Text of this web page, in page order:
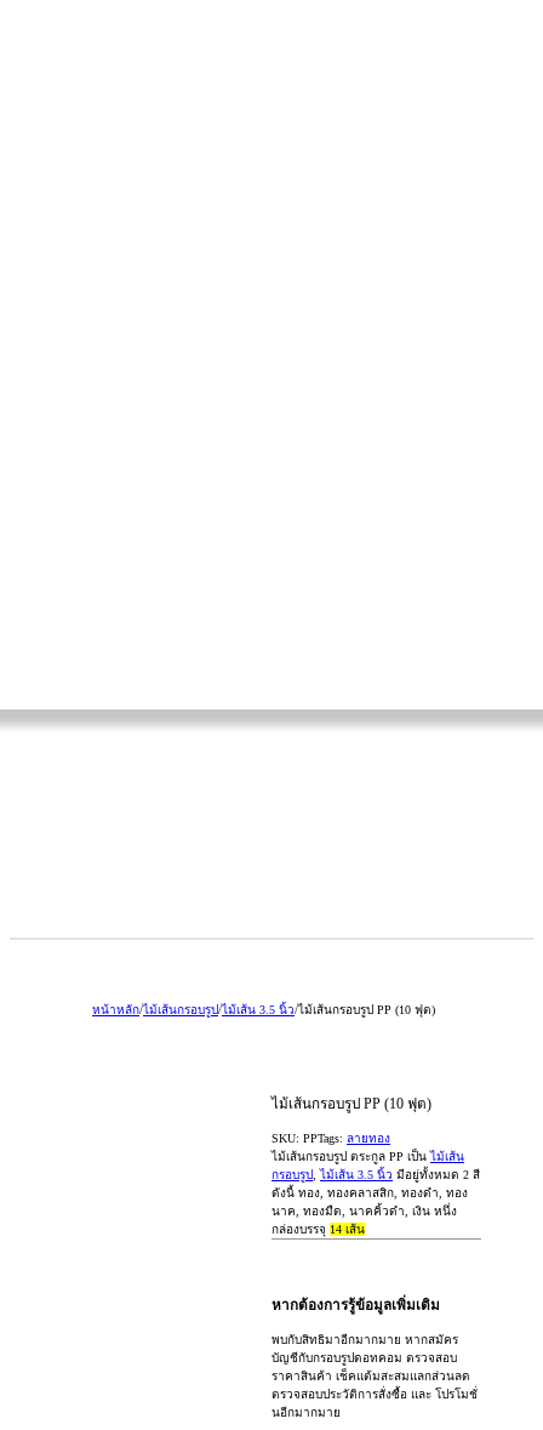
หน้าหลัก/ไม้เส้นกรอบรูป /ไม้เส้น 3.5 นิ้ว/ไม้เส้นกรอบรูป PP (10 ฟุต)
ไม้เส้นกรอบรูป PP (10 ฟุต)
SKU: PPTags: ลายทอง
ไม้เส้นกรอบรูป ตระกูล PP เป็นไม้เส้น
กรอบรูป
,ไม้เส้น 3.5 นิ้ว มีอยู่ทั้งหมด 2 สี
ดังนี้ ทอง, ทองคลาสสิก, ทองดำ, ทอง
นาค, ทองมืด, นาคคิ้วดำ, เงิน หนึ่ง
กล่องบรรจุ 14 เส้น
หากต้องการรู้ข้อมูลเพิ่มเติม
พบกับสิทธิมาอีกมากมาย หากสมัคร
บัญชีกับกรอบรูปดอทคอม ตรวจสอบ
ราคาสินค้า เช็คแต้มสะสมแลกส่วนลด
ตรวจสอบประวัติการสั่งซื้อ และ โปรโมชั่
นอีกมากมาย